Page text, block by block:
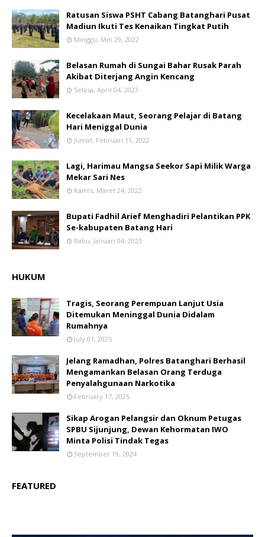
Ratusan Siswa PSHT Cabang Batanghari Pusat
Madiun Ikuti Tes Kenaikan Tingkat Putih
Minggu, Mei 29, 2022
Belasan Rumah di Sungai Bahar Rusak Parah
Akibat Diterjang Angin Kencang
Selasa, April 04, 2023
Kecelakaan Maut, Seorang Pelajar di Batang
Hari Meniggal Dunia
Jumat, Februari 11, 2022
Lagi, Harimau Mangsa Seekor Sapi Milik Warga
Mekar Sari Nes
Kamis, Maret 24, 2022
Bupati Fadhil Arief Menghadiri Pelantikan PPK
Se-kabupaten Batang Hari
Rabu, Januari 04, 2023
HUKUM
Tragis, Seorang Perempuan Lanjut Usia
Ditemukan Meninggal Dunia Didalam
Rumahnya
July 01, 2025
Jelang Ramadhan, Polres Batanghari Berhasil
Mengamankan Belasan Orang Terduga
Penyalahgunaan Narkotika
February 17, 2025
Sikap Arogan Pelangsir dan Oknum Petugas
SPBU Sijunjung, Dewan Kehormatan IWO
Minta Polisi Tindak Tegas
September 19, 2024
FEATURED